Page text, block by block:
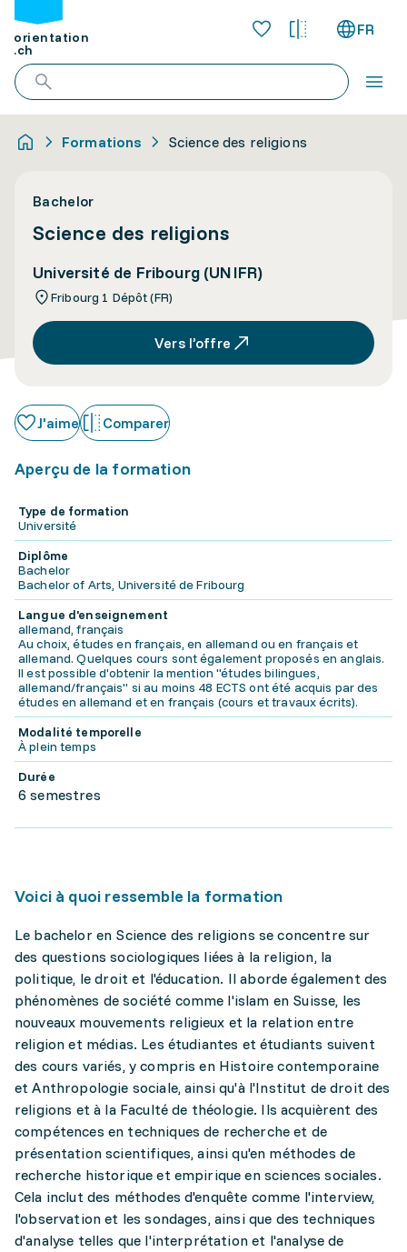
orientation
.ch
FR
Formations Science des religions
Bachelor
Science des religions
Université de Fribourg (UNIFR)
Fribourg 1 Dépôt (FR)
Vers l’offre
J'aime Comparer
Aperçu de la formation
Type de formation
Université
Diplôme
Bachelor
Bachelor of Arts, Université de Fribourg
Langue d'enseignement
allemand, français
Au choix, études en français, en allemand ou en français et
allemand. Quelques cours sont également proposés en anglais.
Il est possible d'obtenir la mention "études bilingues,
allemand/français" si au moins 48 ECTS ont été acquis par des
études en allemand et en français (cours et travaux écrits).
Modalité temporelle
À plein temps
Durée
6 semestres
Voici à quoi ressemble la formation
Le bachelor en Science des religions se concentre sur
des questions sociologiques liées à la religion, la
politique, le droit et l'éducation. Il aborde également des
phénomènes de société comme l'islam en Suisse, les
nouveaux mouvements religieux et la relation entre
religion et médias. Les étudiantes et étudiants suivent
des cours variés, y compris en Histoire contemporaine
et Anthropologie sociale, ainsi qu'à l'Institut de droit des
religions et à la Faculté de théologie. Ils acquièrent des
compétences en techniques de recherche et de
présentation scientifiques, ainsi qu'en méthodes de
recherche historique et empirique en sciences sociales.
Cela inclut des méthodes d'enquête comme l'interview,
l'observation et les sondages, ainsi que des techniques
d'analyse telles que l'interprétation et l'analyse de